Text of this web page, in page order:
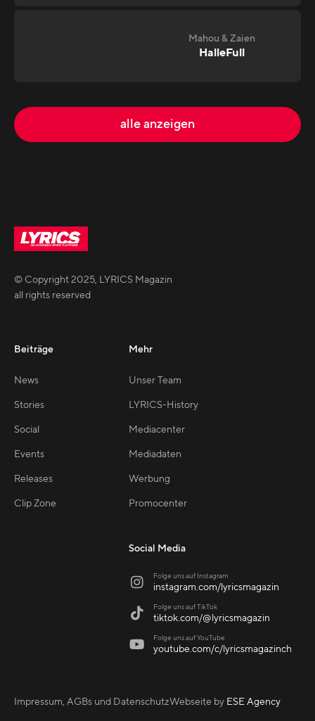
Mahou & Zaien
HalleFull
alle anzeigen
© Copyright2025, LYRICS Magazin
all rights reserved
Beiträge
News
Stories
Social
Events
Releases
Clip Zone
Mehr
Unser Team
LYRICS-History
Mediacenter
Mediadaten
Werbung
Promocenter
Social Media
 Folge uns auf Instagram
instagram.com/lyricsmagazin
 Folge uns auf TikTok
tiktok.com/@lyricsmagazin
 Folge uns auf YouTube
youtube.com/c/lyricsmagazinch
Impressum, AGBs und DatenschutzWebseite by ESE Agency